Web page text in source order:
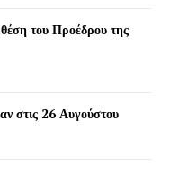
του Προέδρου της
στις 26 Αυγούστου